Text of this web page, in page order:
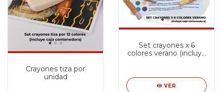
Crayones tiza por
unidad
Set crayones x 6
colores verano (incluye
VER